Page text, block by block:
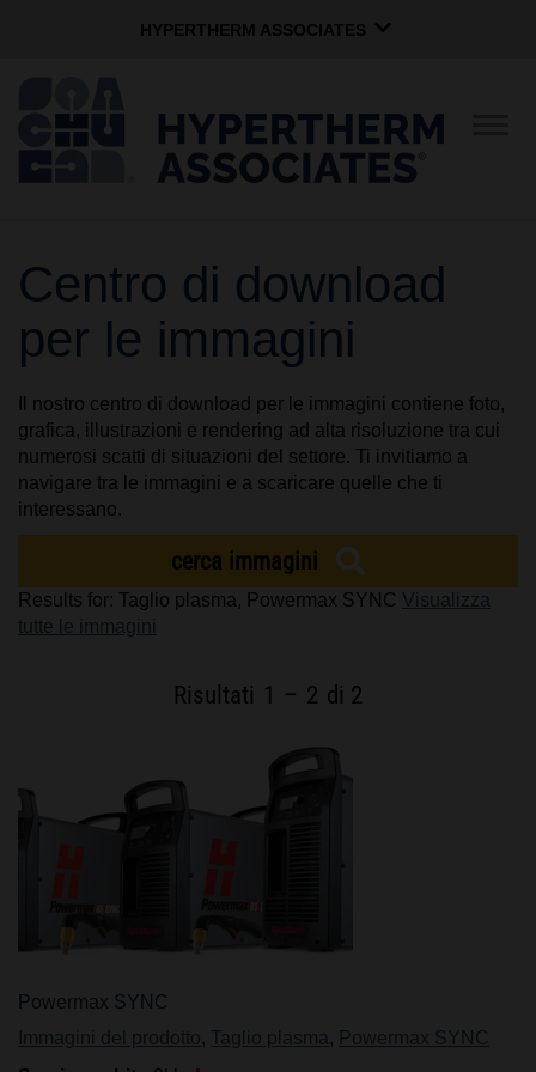
HYPERTHERM ASSOCIATES
Plasma Hypertherm
Waterjet OMAX
LA AZIENDA
CULTURA
COMUNITÀ
MARCHI
OPPORTUNITÀ DI LAVORO
Centro di download
per le immagini
Il nostro centro di download per le immagini contiene foto,
grafica, illustrazioni e rendering ad alta risoluzione tra cui
numerosi scatti di situazioni del settore. Ti invitiamo a
navigare tra le immagini e a scaricare quelle che ti
interessano.
cerca immagini
Results for: Taglio plasma, Powermax SYNC Visualizza
tutte le immagini
Risultati 1 – 2 di 2
Powermax SYNC
Immagini del prodotto, Taglio plasma , Powermax SYNC